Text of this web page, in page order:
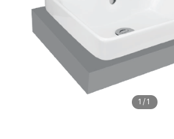
1 / 1